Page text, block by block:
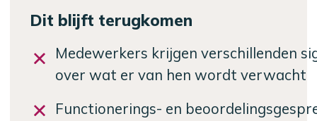
Dit blijft terugkomen
Medewerkers krijgen verschillenden
over wat er van hen wordt verwacht
Functionerings- en